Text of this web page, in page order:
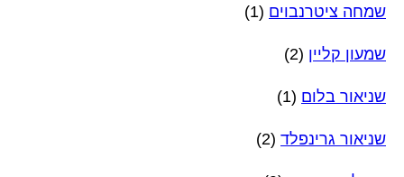
שמחה ציטרנבוים (1)
שמעון קליין (2)
שניאור בלום (1)
שניאור גרינפלד (2)